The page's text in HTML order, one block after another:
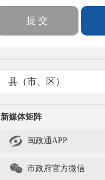
县（市、区）
新媒体矩阵
 闽政通APP
 市政府官方微信